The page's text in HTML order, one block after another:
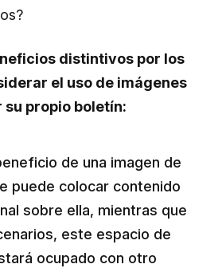
distintivos por los
el uso de imágenes
propio boletín:
de una imagen de
puede colocar contenido
sobre ella, mientras que
este espacio de
ocupado con otro